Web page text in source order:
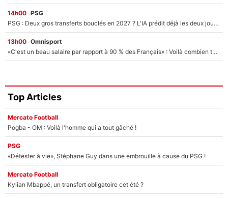
14h00 PSG
PSG : Deux gros transferts bouclés en 2027 ? L'IA prédit déjà les deux joueurs qui pourraient rejoindre Luis Enrique !
13h00 Omnisport
«C'est un beau salaire par rapport à 90 % des Français» : Voilà combien touchait Nelson Monfort sur France Télévisions avant de rejoindre CNews
Top Articles
Mercato Football
Pogba - OM : Voilà l'homme qui a tout gâché !
PSG
«Détester à vie», Stéphane Guy dans une embrouille à cause du PSG !
Mercato Football
Kylian Mbappé, un transfert obligatoire cet été ?